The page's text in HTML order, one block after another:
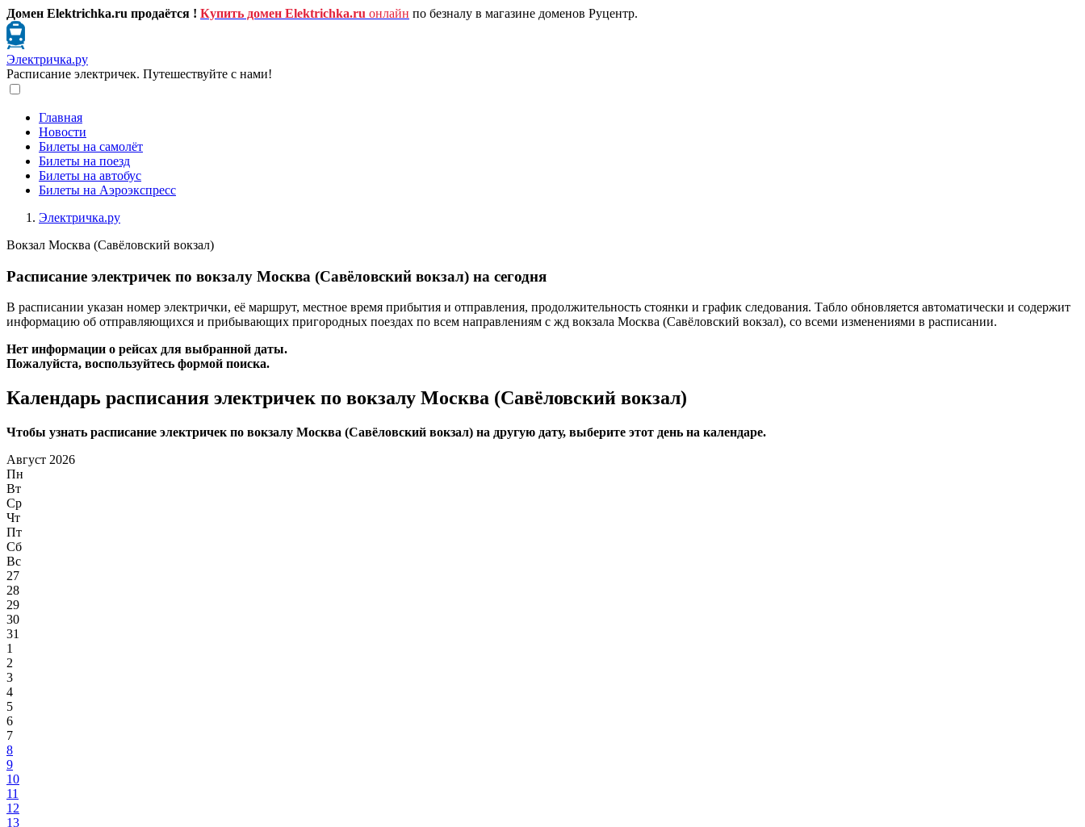
Домен Elektrichka.ru продаётся ! Купить домен Elektrichka.ru онлайн по безналу в магазине доменов Руцентр.
Электричка.ру
Расписание электричек. Путешествуйте с нами!
Главная
Новости
Билеты на самолёт
Билеты на поезд
Билеты на автобус
Билеты на Аэроэкспресс
Электричка.ру
Вокзал Москва (Савёловский вокзал)
Расписание электричек по вокзалу Москва (Савёловский вокзал) на сегодня
В расписании указан номер электрички, её маршрут, местное время прибытия и отправления, продолжительность стоянки и график следования. Табло обновляется автоматически и содержит
информацию об отправляющихся и прибывающих пригородных поездах по всем направлениям с жд вокзала Москва (Савёловский вокзал), со всеми изменениями в расписании.
Нет информации о рейсах для выбранной даты.
Пожалуйста, воспользуйтесь формой поиска.
Календарь расписания электричек по вокзалу Москва (Савёловский вокзал)
Чтобы узнать расписание электричек по вокзалу Москва (Савёловский вокзал) на другую дату, выберите этот день на календаре.
Август 2026
Пн
Вт
Ср
Чт
Пт
Сб
Вс
27
28
29
30
31
1
2
3
4
5
6
7
8
9
10
11
12
13